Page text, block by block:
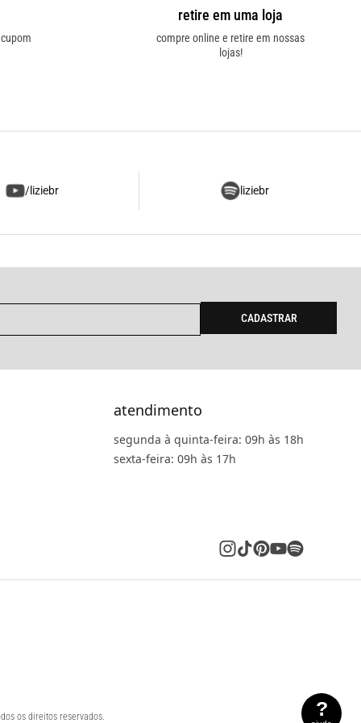
retire em uma loja
compre online e retire em nossas
lojas!
/liziebr liziebr
CADASTRAR
atendimento
segunda à quinta-feira: 09h às 18h
sexta-feira: 09h às 17h
os direitos reservados. ?